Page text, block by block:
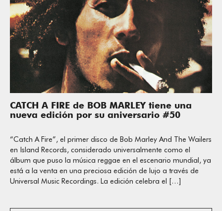
CATCH A FIRE de BOB MARLEY tiene una
nueva edición por su aniversario #50
“Catch A Fire”, el primer disco de Bob Marley And The Wailers
en Island Records, considerado universalmente como el
álbum que puso la música reggae en el escenario mundial, ya
está a la venta en una preciosa edición de lujo a través de
Universal Music Recordings. La edición celebra el […]